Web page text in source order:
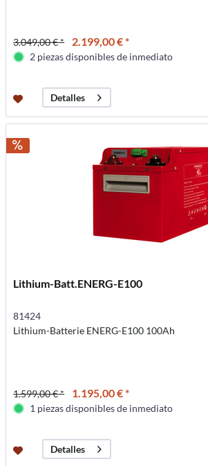
3.049,00 € * 2.199,00 € *
2 piezas disponibles de inmediato
Detalles
Lithium-Batt.ENERG-E100
81424
Lithium-Batterie ENERG-E100 100Ah
1.599,00 € * 1.195,00 € *
1 piezas disponibles de inmediato
Detalles